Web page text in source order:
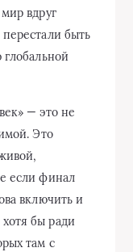
вдруг
быть
— это не
Это
если финал
включить и
бы ради
там с